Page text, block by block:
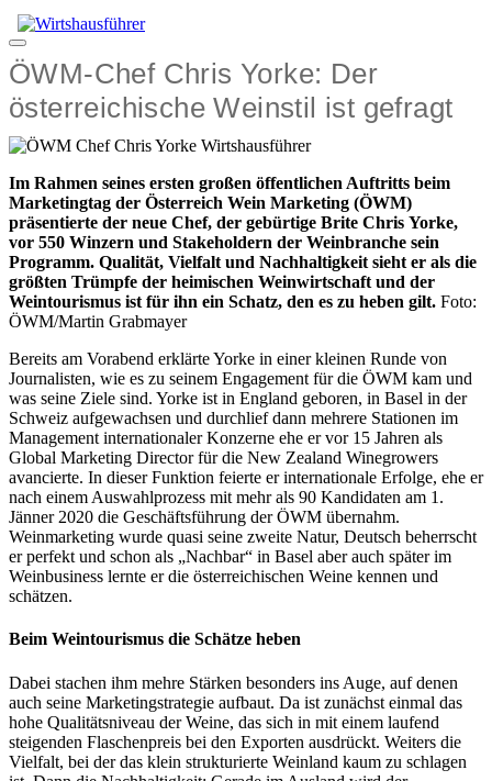
Zum
Inhalt
springen
Menü
ÖWM-Chef Chris Yorke: Der
österreichische Weinstil ist gefragt
Im Rahmen seines ersten großen öffentlichen Auftritts beim
Marketingtag der Österreich Wein Marketing (ÖWM)
präsentierte der neue Chef, der gebürtige Brite Chris Yorke,
vor 550 Winzern und Stakeholdern der Weinbranche sein
Programm. Qualität, Vielfalt und Nachhaltigkeit sieht er als die
größten Trümpfe der heimischen Weinwirtschaft und der
Weintourismus ist für ihn ein Schatz, den es zu heben gilt. Foto:
ÖWM/Martin Grabmayer
Bereits am Vorabend erklärte Yorke in einer kleinen Runde von
Journalisten, wie es zu seinem Engagement für die ÖWM kam und
was seine Ziele sind. Yorke ist in England geboren, in Basel in der
Schweiz aufgewachsen und durchlief dann mehrere Stationen im
Management internationaler Konzerne ehe er vor 15 Jahren als
Global Marketing Director für die New Zealand Winegrowers
avancierte. In dieser Funktion feierte er internationale Erfolge, ehe er
nach einem Auswahlprozess mit mehr als 90 Kandidaten am 1.
Jänner 2020 die Geschäftsführung der ÖWM übernahm.
Weinmarketing wurde quasi seine zweite Natur, Deutsch beherrscht
er perfekt und schon als „Nachbar“ in Basel aber auch später im
Weinbusiness lernte er die österreichischen Weine kennen und
schätzen.
Beim Weintourismus die Schätze heben
Dabei stachen ihm mehre Stärken besonders ins Auge, auf denen
auch seine Marketingstrategie aufbaut. Da ist zunächst einmal das
hohe Qualitätsniveau der Weine, das sich in mit einem laufend
steigenden Flaschenpreis bei den Exporten ausdrückt. Weiters die
Vielfalt, bei der das klein strukturierte Weinland kaum zu schlagen